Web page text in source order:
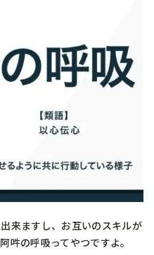
来ますし、お互いのスキルが
吽の呼吸ってやつですよ。